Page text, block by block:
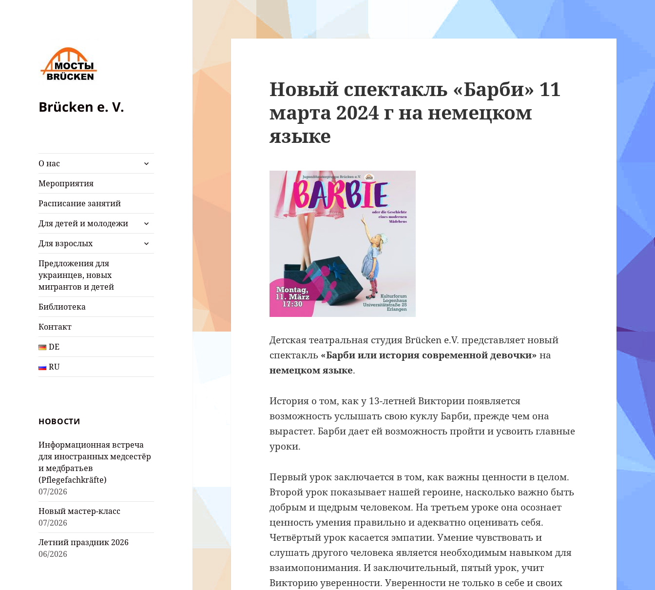
Brücken e. V.
О нас
раскрыть
дочернее
Мероприятия
Расписание занятий
Для детей и молодежи
раскрыть
дочернее
меню
Для взрослых
раскрыть
дочернее
Предложения для
украинцев, новых
мигрантов и детей
Библиотека
Контакт
DE
RU
НОВОСТИ
Информационная встреча
для иностранных медсестёр
и медбратьев
(Pflegefachkräfte)
07/2026
Новый мастер-класс
07/2026
Летний праздник 2026
06/2026
Новый спектакль «Барби» 11
марта 2024 г на немецком
языке
Детская театральная студия Brücken e.V. представляет новый
спектакль «Барби или история современной девочки» на
немецком языке.
История о том, как у 13-летней Виктории появляется
возможность услышать свою куклу Барби, прежде чем она
вырастет. Барби дает ей возможность пройти и усвоить главные
уроки.
Первый урок заключается в том, как важны ценности в целом.
Второй урок показывает нашей героине, насколько важно быть
добрым и щедрым человеком. На третьем уроке она осознает
ценность умения правильно и адекватно оценивать себя.
Четвёртый урок касается эмпатии. Умение чувствовать и
слушать другого человека является необходимым навыком для
взаимопонимания. И заключительный, пятый урок, учит
Викторию уверенности. Уверенности не только в себе и своих